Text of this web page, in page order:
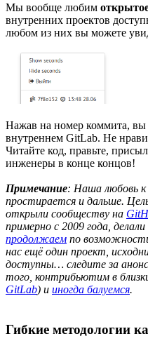
Мы вообще любим
внутренних проектов
любом из них вы можете
Нажав на номер коммита, вы
внутреннем GitLab. Не
Читайте код, правьте,
инженеры в конце концов!
Примечание: Наша любовь к
простирается и дальше.
открыли сообществу на
примерно с 2009 года,
продолжаем по
нас ещё один проект,
доступны… следите за
того, контрибьютим в
GitLab) и иногда балуемся.
Гибкие методологии